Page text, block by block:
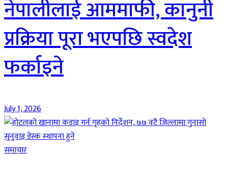
नेपालीलाई आममाफी, कानुनी
प्रक्रिया पूरा भएपछि स्वदेश
फर्काइने
July 1, 2026
समाचार